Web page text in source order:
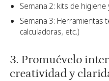
Semana 2: kits de higiene
Semana 3: Herramientas
calculadoras, etc.)
3. Promuévelo
creatividad y